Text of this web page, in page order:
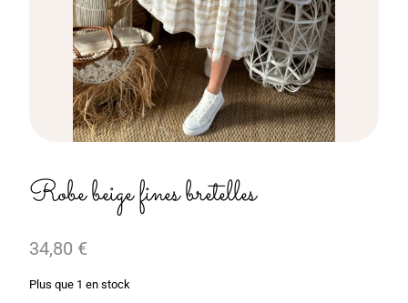
Robe beige fines bretelles
34,80 €
Plus que 1 en stock